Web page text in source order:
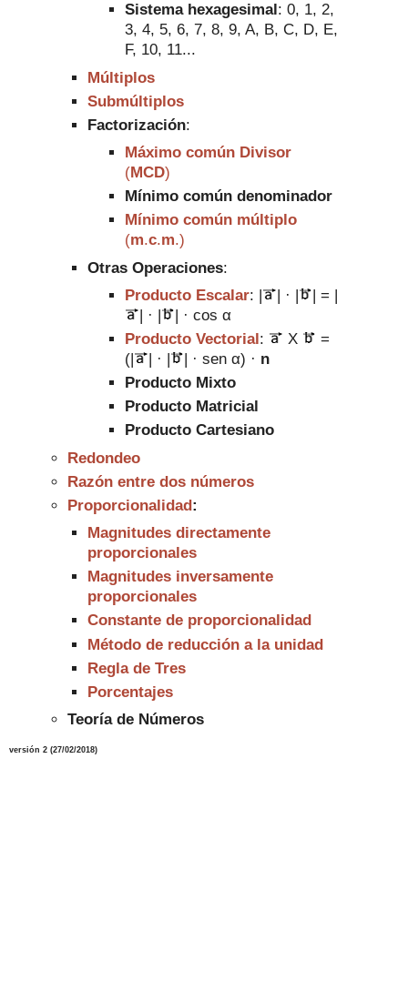
Sistema hexagesimal : 0, 1, 2,
3, 4, 5, 6, 7, 8, 9, A, B, C, D, E,
F, 10, 11...
Múltiplos
Submúltiplos
Factorización:
Máximo común Divisor
(MCD)
Mínimo común denominador
Mínimo común múltip lo
(m.c.m.)
Otras Operaciones:
Producto Escalar: | | · | | = |
| · | | · cos α
Producto Vectorial: X
=
(| | · | | · sen α) · n
Producto Mixto
Producto Matricial
Producto Cartesiano
Redondeo
Razón entre dos números
Proporcionalidad:
Magnitudes directamente
proporcionales
Magnitudes inversamente
proporcionales
Constante de proporcionalidad
Método de reducción a la unidad
Regla de Tres
Porcentajes
Teoría de Números
versión 2 (27/02/2018)